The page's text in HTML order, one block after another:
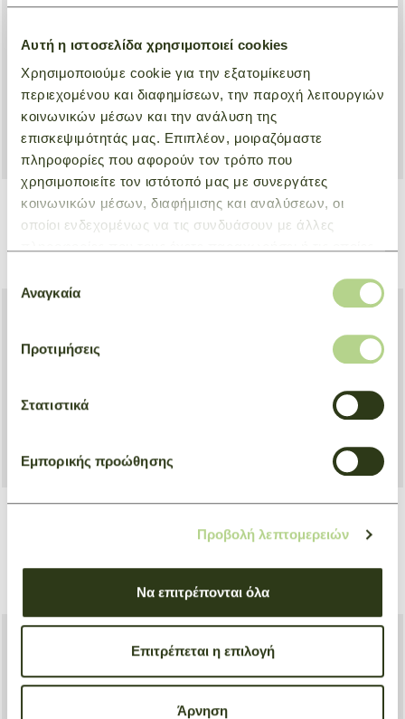
Αυτή η ιστοσελίδα χρησιμοποιεί cookies
Χρησιμοποιούμε cookie για την εξατομίκευση
περιεχομένου και διαφημίσεων, την παροχή λειτουργιών
κοινωνικών μέσων και την ανάλυση της
επισκεψιμότητάς μας. Επιπλέον, μοιραζόμαστε
πληροφορίες που αφορούν τον τρόπο που
χρησιμοποιείτε τον ιστότοπό μας με συνεργάτες
κοινωνικών μέσων, διαφήμισης και αναλύσεων, οι
οποίοι ενδεχομένως να τις συνδυάσουν με άλλες
των υπηρεσιών τους.
συγκατάθεσης
Αναγκαία
Προτιμήσεις
Στατιστικά
Εμπορικής προώθησης
Προβολή λεπτομερειών
Να επιτρέπονται όλα
Επιτρέπεται η επιλογή
Άρνηση
Crossbody bag S Le Smart
Natural
Backpack M Le Pliage Xtra
Mocha
NEW
Green
Handbag S Le Pliage
Mocha
€ 120,00
NEW
NEW